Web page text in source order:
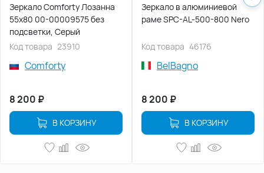
Зеркало Comforty Лозанна
55х80 00-00009575 без
подсветки, Серый
Код товара 23910
Comforty
8 200 ₽
В КОРЗИНУ
Зеркало в алюминиевой
раме SPC-AL-500-800 Nero
Код товара 46176
BelBagno
8 200 ₽
В КОРЗИНУ